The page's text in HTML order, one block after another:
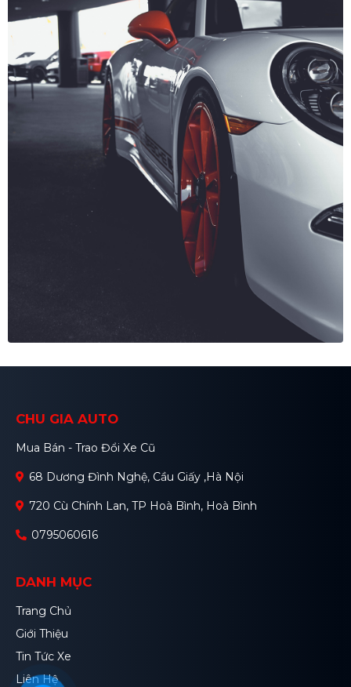
CHU GIA AUTO
Mua Bán - Trao Đổi Xe Cũ
68 Dương Đình Nghệ, Cầu Giấy ,Hà Nội
720 Cù Chính Lan, TP Hoà Bình, Hoà Bình
0795060616
DANH MỤC
Trang Chủ
Giới Thiệu
Tin Tức Xe
Liên Hệ